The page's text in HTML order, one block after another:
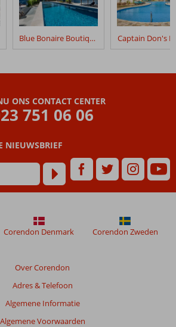
Blue Bonaire Boutique Resort Captain Don's
ONS CONTACT CENTER
751 06 06
NIEUWSBRIEF
Over Corendon
Adres & Telefoon
Algemene Informatie
Algemene Voorwaarden
Corendon Denmark Corendon Zweden